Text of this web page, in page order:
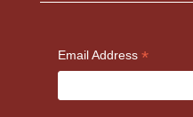
Email Address *